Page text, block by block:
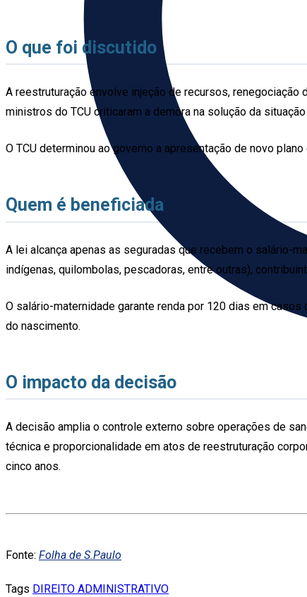
O que foi discutido
A reestruturação envolve injeção de recursos,
ministros do TCU criticaram a demora na solução da
O TCU determinou ao governo a apresentação de novo
Quem é beneficiada
A lei alcança apenas as seguradas que recebem o salário-
indígenas, quilombolas, pescadoras, entre outras),
O salário-maternidade garante renda por 120 dias em
do nascimento.
O impacto da decisão
A decisão amplia o controle externo sobre operações de
técnica e proporcionalidade em atos de reestruturação
cinco anos.
Fonte: Folha de S.Paulo
Tags DIREITO ADMINISTRATIVO